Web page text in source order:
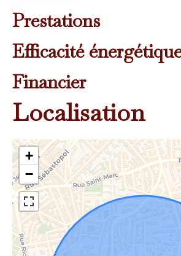
Prestations
Efficacité
Financier
Localisation
+
−